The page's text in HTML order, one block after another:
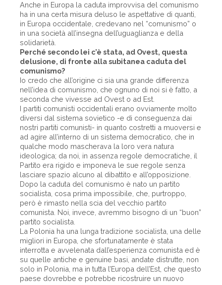
Anche in Europa la caduta improvvisa del comunismo
ha in una certa misura deluso le aspettative di quanti,
in Europa occidentale, credevano nel “comunismo” o
in una società all’insegna dell’uguaglianza e della
solidarietà.
Perché secondo lei c’è stata, ad Ovest, questa
delusione, di fronte alla subitanea caduta del
comunismo?
Io credo che all’origine ci sia una grande differenza
nell’idea di comunismo, che ognuno di noi si è fatto, a
seconda che vivesse ad Ovest o ad Est.
I partiti comunisti occidentali erano ovviamente molto
diversi dal sistema sovietico -e di conseguenza dai
nostri partiti comunisti- in quanto costretti a muoversi e
ad agire all’interno di un sistema democratico, che in
qualche modo mascherava la loro vera natura
ideologica; da noi, in assenza regole democratiche, il
Partito era rigido e imponeva le sue regole senza
lasciare spazio alcuno al dibattito e all’opposizione.
Dopo la caduta del comunismo è nato un partito
socialista, cosa prima impossibile, che, purtroppo,
però è rimasto nella scia del vecchio partito
comunista. Noi, invece, avremmo bisogno di un “buon”
partito socialista.
La Polonia ha una lunga tradizione socialista, una delle
migliori in Europa, che sfortunatamente è stata
interrotta e avvelenata dall’esperienza comunista ed è
su quelle antiche e genuine basi, andate distrutte, non
solo in Polonia, ma in tutta l’Europa dell’Est, che questo
paese dovrebbe e potrebbe ricostruire un nuovo